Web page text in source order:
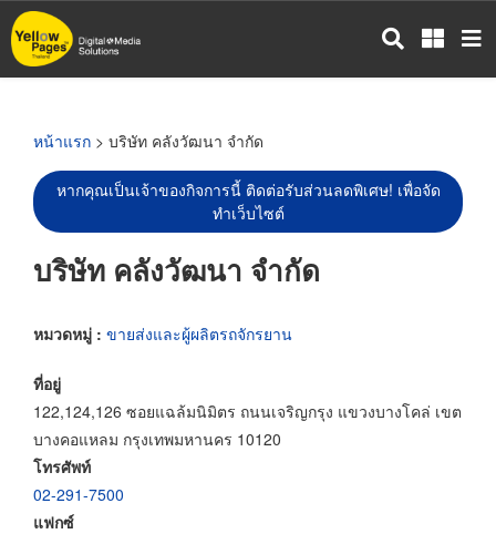
ข้าม
ไป
หน้าแรก > บริษัท คลังวัฒนา จำกัด
หากคุณเป็นเจ้าของกิจการนี้ ติดต่อรับส่วนลดพิเศษ! เพื่อจัด
ทำเว็บไซต์
บริษัท คลังวัฒนา จำกัด
หมวดหมู่ : ขายส่งและผู้ผลิตรถจักรยาน
ที่อยู่
122,124,126 ซอยแฉล้มนิมิตร ถนนเจริญกรุง แขวงบางโคล่ เขต
บางคอแหลม กรุงเทพมหานคร 10120
โทรศัพท์
02-291-7500
แฟกซ์